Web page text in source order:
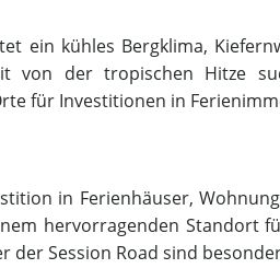
ein kühles Bergklima,
von der tropischen Hitze
für Investitionen in
in Ferienhäuser,
hervorragenden Standort
der Session Road sind